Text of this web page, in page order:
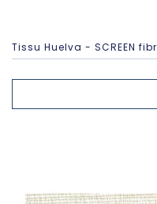
Tissu Huelva - SCREEN